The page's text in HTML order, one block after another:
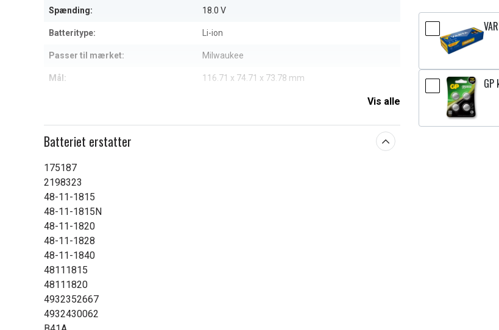
Spænding: 18.0 V
Batteritype: Li-ion
Passer til mærket: Milwaukee
Mål: 116.71 x 74.71 x 73.78 mm
Vis alle
Batteriet erstatter
175187
2198323
48-11-1815
48-11-1815N
48-11-1820
48-11-1828
48-11-1840
48111815
48111820
4932352667
4932430062